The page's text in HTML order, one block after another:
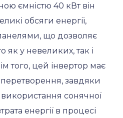
ємністю 40 кВт він
обсяги енергії,
що дозволяє
як у невеликих, так і
того, цей інвертор має
завдяки
сонячної
енергії в процесі